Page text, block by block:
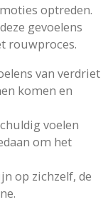
optreden.
gevoelens
rouwproces.
van verdriet
komen en
voelen
om het
op zichzelf, de